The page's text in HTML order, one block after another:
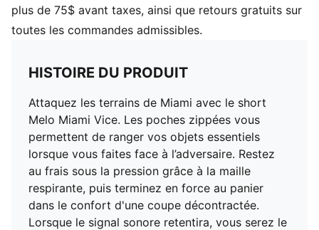
encore debout.
CARACTÉRISTIQUES ET AVANTAGES
DÉTAILS
Coupe décontractée
245 g/m²
Longueur au-dessus des genoux
Poches à fermeture éclair
Détails de marque PUMA
plus de 75$ avant taxes, ainsi que retours gratuits sur
toutes les commandes admissibles.
HISTOIRE DU PRODUIT
Attaquez les terrains de Miami avec le short
Melo Miami Vice. Les poches zippées vous
permettent de ranger vos objets essentiels
lorsque vous faites face à l’adversaire. Restez
au frais sous la pression grâce à la maille
respirante, puis terminez en force au panier
dans le confort d'une coupe décontractée.
Lorsque le signal sonore retentira, vous serez le